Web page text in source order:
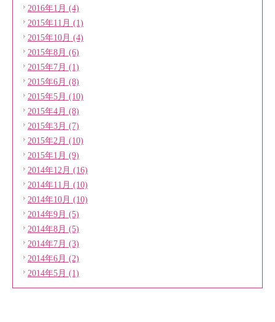
2016年1月 (4)
2015年11月 (1)
2015年10月 (4)
2015年8月 (6)
2015年7月 (1)
2015年6月 (8)
2015年5月 (10)
2015年4月 (8)
2015年3月 (7)
2015年2月 (10)
2015年1月 (9)
2014年12月 (16)
2014年11月 (10)
2014年10月 (10)
2014年9月 (5)
2014年8月 (5)
2014年7月 (3)
2014年6月 (2)
2014年5月 (1)